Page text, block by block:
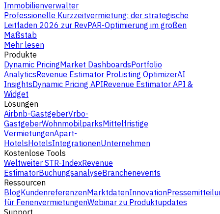
Immobilienverwalter
Professionelle Kurzzeitvermietung: der strategische
Leitfaden 2026 zur RevPAR-Optimierung im großen
Maßstab
Mehr lesen
Produkte
Dynamic PricingMarket DashboardsPortfolio
AnalyticsRevenue Estimator ProListing OptimizerAI
InsightsDynamic Pricing APIRevenue Estimator API &
Widget
Lösungen
Airbnb-GastgeberVrbo-
GastgeberWohnmobilparksMittelfristige
VermietungenApart-
HotelsHotelsIntegrationenUnternehmen
Kostenlose Tools
Weltweiter STR-IndexRevenue
EstimatorBuchungsanalyseBranchenevents
Ressourcen
BlogKundenreferenzenMarktdatenInnovation
für FerienvermietungenWebinar zu Produktupdates